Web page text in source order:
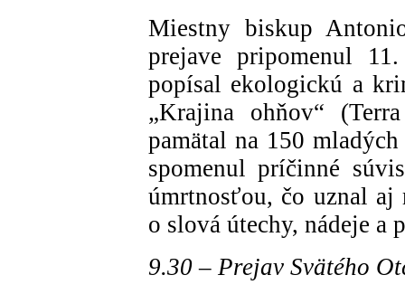
Miestny biskup
prejave pripomenul
popísal ekologickú a
„Krajina ohňov“
pamätal na 150
spomenul príčinné
úmrtnosťou, čo uznal aj
o slová útechy, nádeje a
9.30 – Prejav Svätého